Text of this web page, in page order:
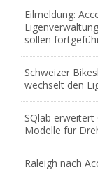
Eilmeldung:
sollen
Schweizer
wechselt den
SQlab
Modelle für
Raleigh nach